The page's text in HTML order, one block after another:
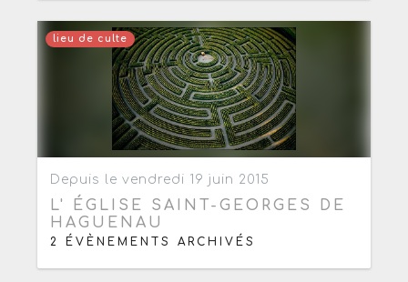
lieu de culte
Depuis le vendredi 19 juin 2015
L' ÉGLISE SAINT-GEORGES DE
HAGUENAU
2 ÉVÈNEMENTS ARCHIVÉS